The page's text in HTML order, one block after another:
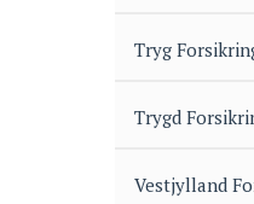
Tryg
Trygd
Vestjylland